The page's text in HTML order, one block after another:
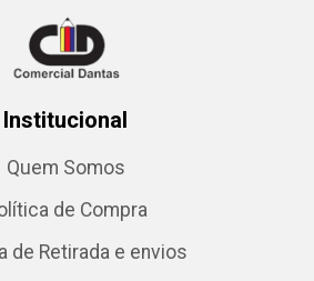
Institucional
Quem Somos
de Compra
de Retirada e envios